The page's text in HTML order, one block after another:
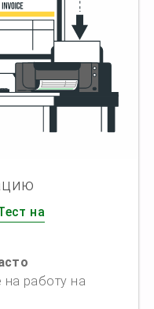
на
работу на